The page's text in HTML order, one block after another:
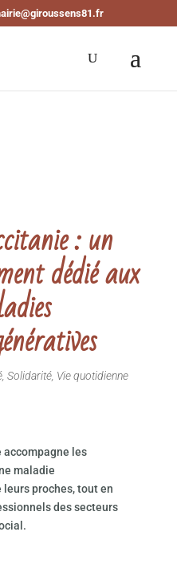
: un
dédié aux
, Solidarité, Vie quotidienne
accompagne les
maladie
proches, tout en
des secteurs